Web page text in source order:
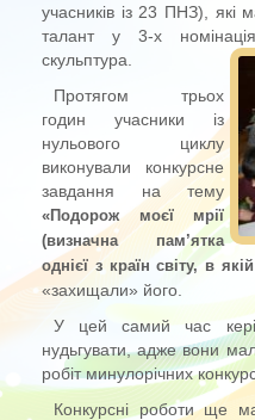
учасників із 23 ПНЗ), які
талант у 3-х
скульптура.
Протягом трьох
годин учасники із
нульового циклу
виконували конкурсне
завдання на тему
«Подорож моєї мрії
(визначна пам’ятка
однієї з країн світу, в
«захищали» його.
У цей самий час
нудьгувати, адже вони
робіт минулорічних
Конкурсні роботи ще